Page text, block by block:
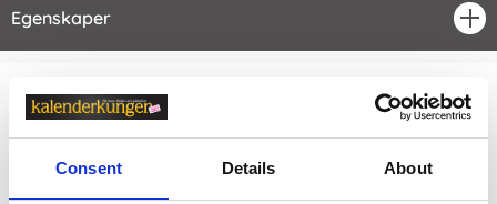
Consent Details About
Egenskaper
Relaterade kategorier
Kalendrar & almanackor för 2027 / Väggkalender /